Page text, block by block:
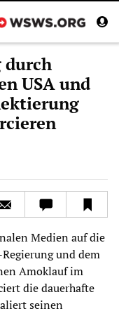
durch
USA und
Medien auf die
und dem
Amoklauf im
die dauerhafte
seinen